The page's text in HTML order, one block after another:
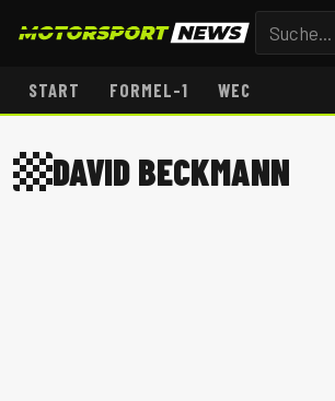
START FORMEL-1 WEC
DAVID BECKMANN